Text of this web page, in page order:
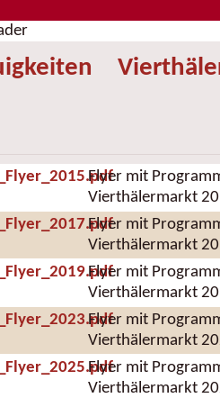
Flyer mit
Vierthälermarkt
Flyer mit
Vierthälermarkt
Flyer mit
Vierthälermarkt
Flyer mit
Vierthälermarkt
Flyer mit
Vierthälermarkt